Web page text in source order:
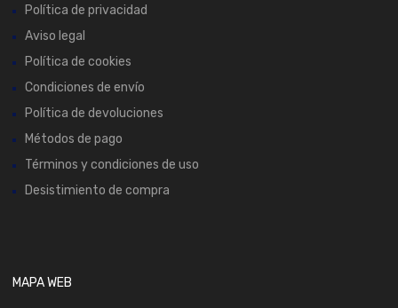
Política de privacidad
Aviso legal
Política de cookies
Condiciones de envío
Política de devoluciones
Métodos de pago
Términos y condiciones de uso
Desistimiento de compra
MAPA WEB